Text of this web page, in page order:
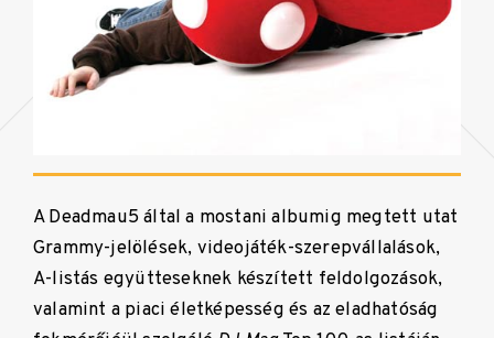
A Deadmau5 által a mostani albumig megtett utat
Grammy-jelölések, videojáték-szerepvállalások,
A-listás együtteseknek készített feldolgozások,
valamint a piaci életképesség és az eladhatóság